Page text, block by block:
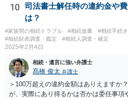
のですか？ →遺書というのが、法律上
はそのとおりです。 質問3 父が腹違い
うな事はありますか？ →遺言が有効な場
せんが、お祖父様が認知症であるなどの
情」があるならば①遺言無効確認の訴え
問4 相続トラブルの代理交渉は可能でし
能ですが、お伺いする内容ですとお祖父
とになるでしょう。
10
司法書士解任時の違約金や
は？
#家族間の相続トラブル #相続放棄 #相続手続き
#相続財産調査・鑑定
#相続人調査・確定
2025年2月4日
相続・遺言に強い弁護士
髙橋 俊太 弁護士
＞100万超えの違約金額はありえますか
が、実際にあり得るかは否かは委任事項